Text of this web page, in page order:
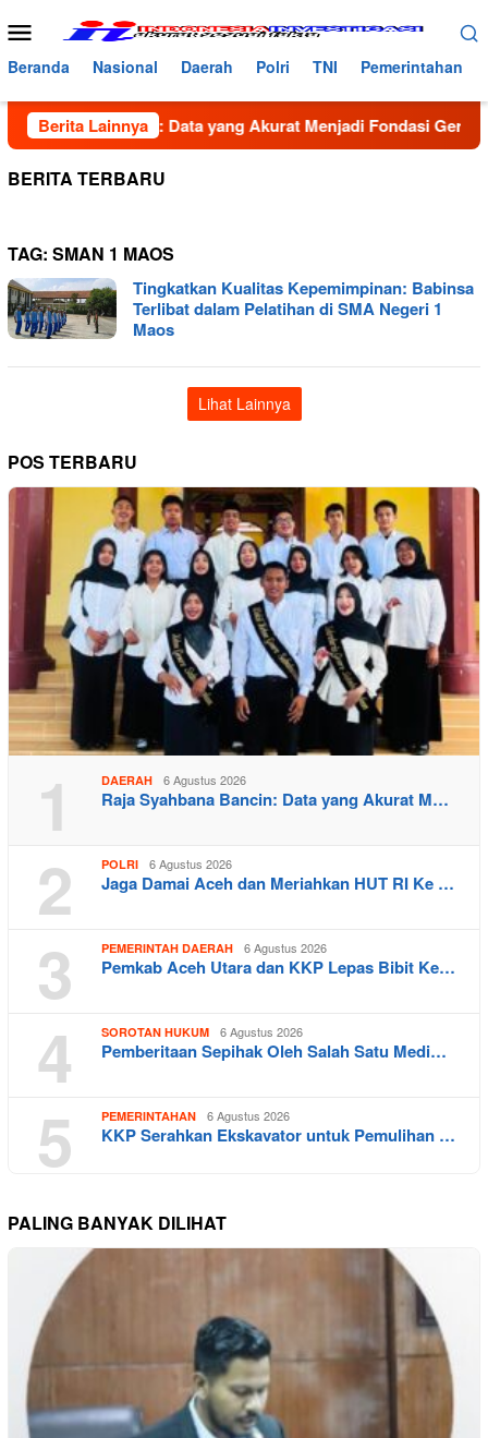
ke
konten
Menu
Mobile
Beranda Nasional Daerah Polri TNI Pemerintahan
Berita Lainnya
Bancin: Data yang Akurat Menjadi Fondasi Gerakan
BERITA TERBARU
TAG: SMAN 1 MAOS
Tingkatkan Kualitas Kepemimpinan: Babinsa
Terlibat dalam Pelatihan di SMA Negeri 1
Maos
Lihat Lainnya
POS TERBARU
1 DAERAH 6 Agustus 2026
Raja Syahbana Bancin: Data yang Akurat M…
2 POLRI 6 Agustus 2026
Jaga Damai Aceh dan Meriahkan HUT RI Ke …
3 PEMERINTAH DAERAH 6 Agustus 2026
Pemkab Aceh Utara dan KKP Lepas Bibit Ke…
4 SOROTAN HUKUM 6 Agustus 2026
Pemberitaan Sepihak Oleh Salah Satu Medi…
5 PEMERINTAHAN 6 Agustus 2026
KKP Serahkan Ekskavator untuk Pemulihan …
PALING BANYAK DILIHAT